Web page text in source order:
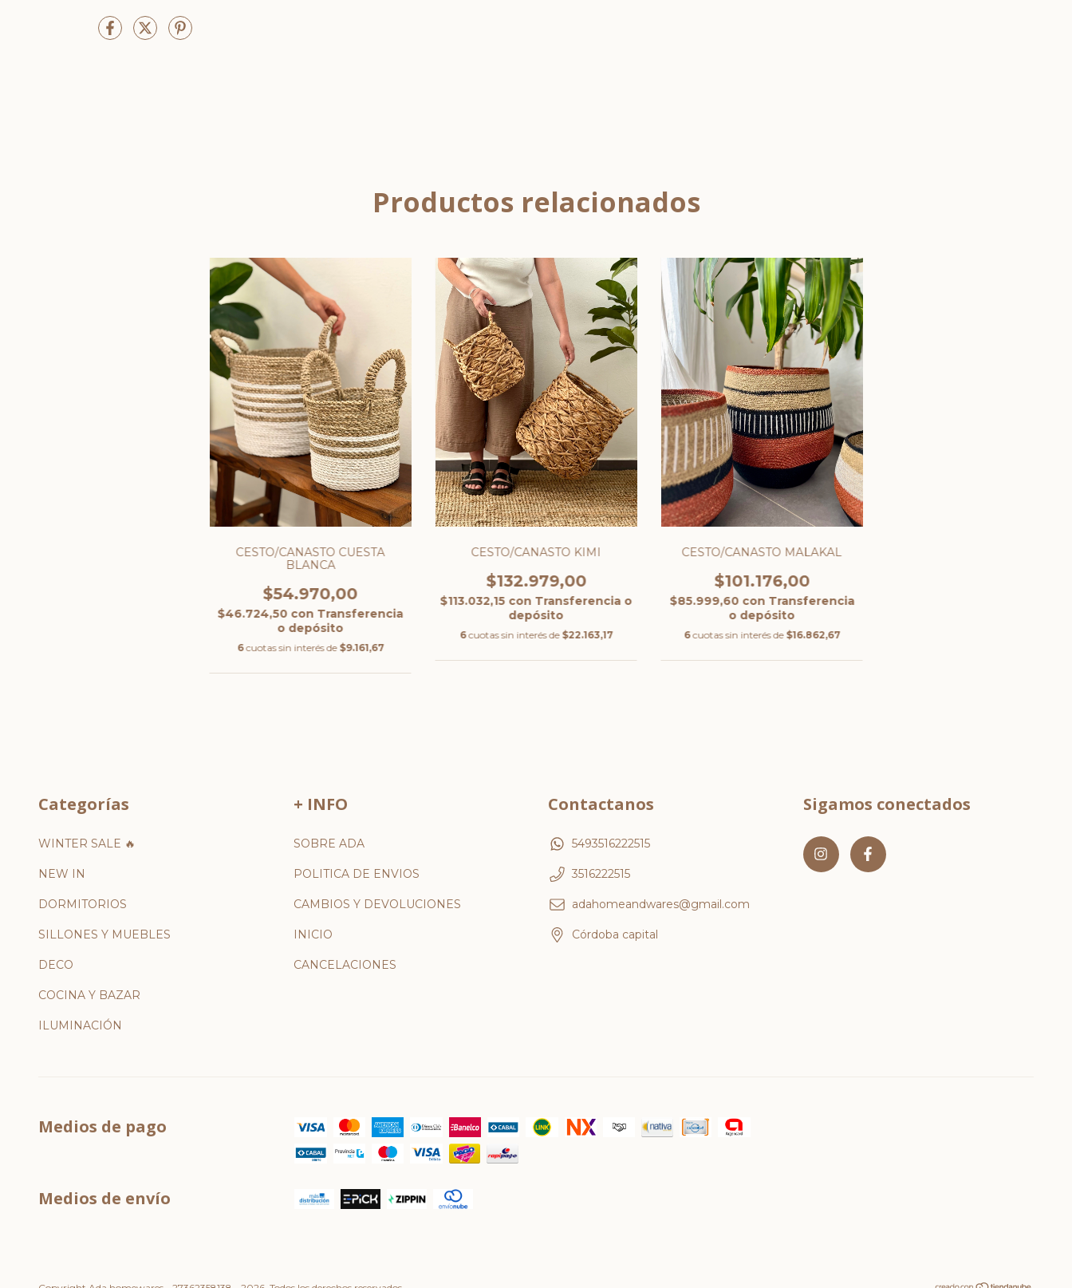
Productos relacionados
CESTO/CANASTO CUESTA
BLANCA
$54.970,00
$46.724,50 con Transferencia
o depósito
6 cuotas sin interés de $9.161,67
CESTO/CANASTO KIMI
$132.979,00
$113.032,15 con Transferencia o
depósito
6 cuotas sin interés de $22.163,17
CESTO/CANASTO MALAKAL
$101.176,00
$85.999,60 con Transferencia
o depósito
6 cuotas sin interés de $16.862,67
Categorías
WINTER SALE 🔥
NEW IN
DORMITORIOS
SILLONES Y MUEBLES
DECO
COCINA Y BAZAR
ILUMINACIÓN
+ INFO
SOBRE ADA
POLITICA DE ENVIOS
CAMBIOS Y DEVOLUCIONES
INICIO
CANCELACIONES
Contactanos
5493516222515
3516222515
adahomeandwares@gmail.com
Córdoba capital
Sigamos conectados
Medios de pago
Medios de envío